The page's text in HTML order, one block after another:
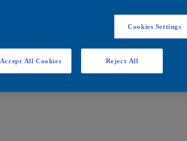
Cookies Settings
Reject All
Accept All Cookies